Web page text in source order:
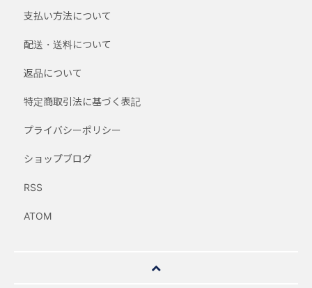
支払い方法について
配送・送料について
返品について
特定商取引法に基づく表記
プライバシーポリシー
ショップブログ
RSS
ATOM